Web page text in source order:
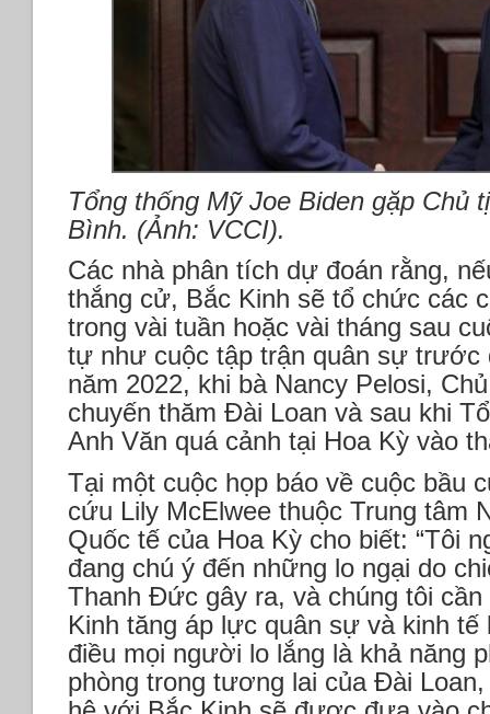
Tổng thống Mỹ Joe Biden gặp Chủ
Bình. (Ảnh: VCCI).
Các nhà phân tích dự đoán rằng,
thắng cử, Bắc Kinh sẽ tổ chức các
trong vài tuần hoặc vài tháng sau
tự như cuộc tập trận quân sự trước
năm 2022, khi bà Nancy Pelosi,
chuyến thăm Đài Loan và sau khi
Anh Văn quá cảnh tại Hoa Kỳ vào
Tại một cuộc họp báo về cuộc bầu
cứu Lily McElwee thuộc Trung tâm
Quốc tế của Hoa Kỳ cho biết: “Tôi
đang chú ý đến những lo ngại do
Thanh Đức gây ra, và chúng tôi
Kinh tăng áp lực quân sự và kinh
điều mọi người lo lắng là khả năng
phòng trong tương lai của Đài